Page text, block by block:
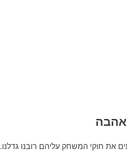
את חוקי המשחק עליהם רובנו גדלנו.